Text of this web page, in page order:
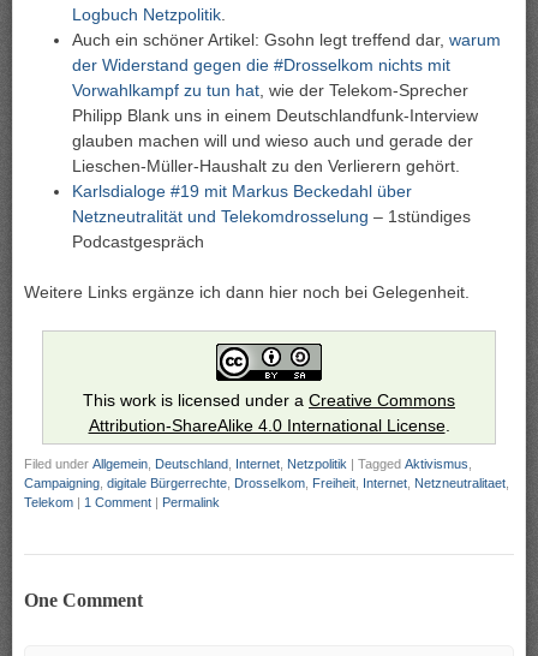
Logbuch Netzpolitik
Auch ein schöner Artikel: Gsohn legt treffend dar, warum
der Widerstand gegen die #Drosselkom nichts mit
Vorwahlkampf zu tun hat , wie der Telekom-Sprecher
Philipp Blank uns in einem Deutschlandfunk-Interview
glauben machen will und wieso auch und gerade der
Lieschen-Müller-Haushalt zu den Verlierern gehört.
Karlsdialoge #19 mit Markus Beckedahl über
Netzneutralität und Telekomdrosselung – 1stündiges
Podcastgespräch
Weitere Links ergänze ich dann hier noch bei Gelegenheit.
This work is licensed under a Creative Commons
Attribution-ShareAlike 4.0 International License.
Filed under Allgemein Deutschland Internet Netzpolitik | Tagged Aktivismus
Campaigning digitale Bürgerrechte Drosselkom Freiheit Internet Netzneutralitaet
Telekom | 1 Comment | Permalink
One Comment